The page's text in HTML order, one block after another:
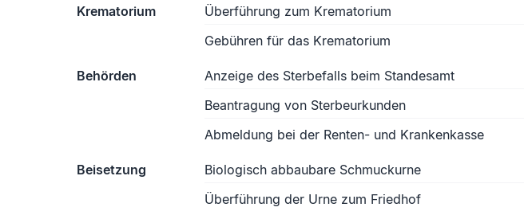
Krematorium
Überführung zum Krematorium
Gebühren für das Krematorium
Behörden
Anzeige des Sterbefalls beim Standesamt
Beantragung von Sterbeurkunden
Abmeldung bei der Renten- und Krankenkasse
Beisetzung
Biologisch abbaubare Schmuckurne
Überführung der Urne zum Friedhof